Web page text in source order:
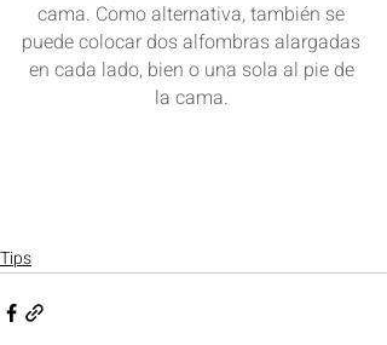
cama. Como alternativa, también se
puede colocar dos alfombras alargadas
en cada lado, bien o una sola al pie de
la cama.
Tips